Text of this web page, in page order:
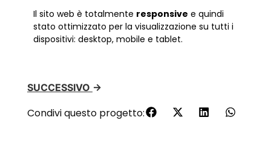
Il sito web è totalmente responsive e quindi
stato ottimizzato per la visualizzazione su tutti i
dispositivi: desktop, mobile e tablet.
SUCCESSIVO →
Condivi questo progetto: